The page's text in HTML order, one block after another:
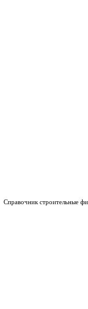
Справочник строительные